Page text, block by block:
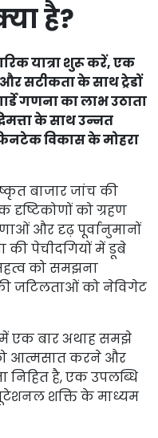
है?
यात्रा शुरू करें, एक
सटीकता के साथ ट्रेडों
गणना का लाभ उठाता
के साथ उन्नत
विकास के मोहरा
बाजार जांच की
दृष्टिकोणों को ग्रहण
और दृढ़ पूर्वानुमानों
की पेचीदगियों में डूबे
को समझना
जटिलताओं को नेविगेट
एक बार अथाह समझे
आत्मसात करने और
निहित है, एक उपलब्धि
शक्ति के माध्यम